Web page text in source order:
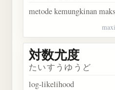
metode kemungkinan
対数尤度
たいすうゆうど
log-likelihood